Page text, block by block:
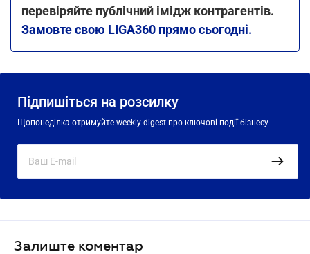
перевіряйте публічний імідж контрагентів.
Замовте свою LIGA360 прямо сьогодні.
Підпишіться на розсилку
Щопонеділка отримуйте weekly-digest про ключові події бізнесу
Залиште коментар